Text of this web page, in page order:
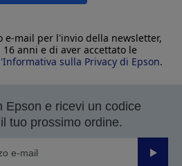
e-mail per l'invio della newsletter,
anni e di aver accettato le
sulla Privacy di Epson.
Epson e ricevi un codice
tuo prossimo ordine.
Invia